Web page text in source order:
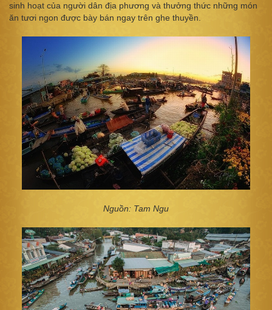
sinh hoạt của người dân địa phương và thưởng thức những món
ăn tươi ngon được bày bán ngay trên ghe thuyền.
Nguồn: Tam Ngu